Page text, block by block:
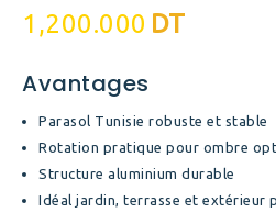
1,200.000 DT
Avantages
Parasol Tunisie robuste et stable
Rotation pratique pour ombre
Structure aluminium durable
Idéal jardin, terrasse et extérieur